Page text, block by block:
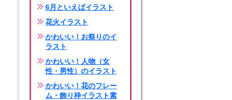
6月といえばイラスト
花火イラスト
かわいい！お祭りのイ
ラスト
かわいい！人物（女
性・男性）のイラスト
かわいい！花のフレー
ム・飾り枠イラスト素